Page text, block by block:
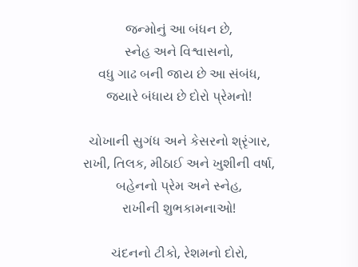
જન્મોનું આ બંધન છે,
સ્નેહ અને વિશ્વાસનો,
વધુ ગાઢ બની જાય છે આ સંબંધ,
જ્યારે બંધાય છે દોરો પ્રેમનો!
ચોખાની સુગંધ અને કેસરનો શ્રૃંગાર,
રાખી, તિલક, મીઠાઈ અને ખુશીની વર્ષા,
બહેનનો પ્રેમ અને સ્નેહ,
રાખીની શુભકામનાઓ!
ચંદનનો ટીકો, રેશમનો દોરો,